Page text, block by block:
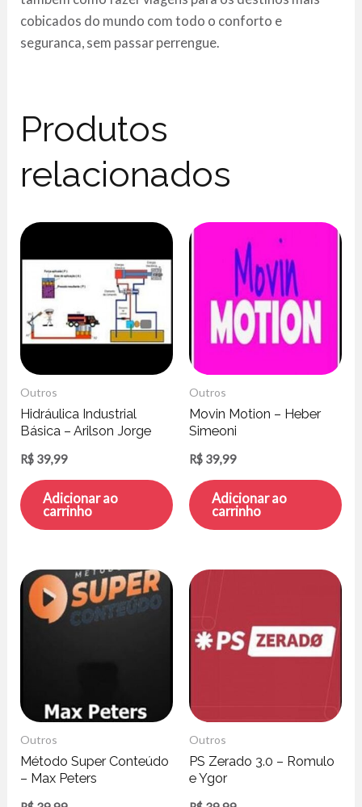
cobicados do mundo com todo o conforto e
seguranca, sem passar perrengue.
Produtos
relacionados
Outros
Hidráulica Industrial
Básica – Arilson Jorge
R$ 39,99
Adicionar ao
carrinho
Outros
Movin Motion – Heber
Simeoni
R$ 39,99
Adicionar ao
carrinho
Outros
Método Super Conteúdo
– Max Peters
Outros
PS Zerado 3.0 – Romulo
e Ygor